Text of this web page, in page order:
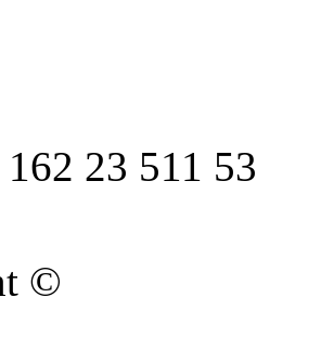
23 511 53
©